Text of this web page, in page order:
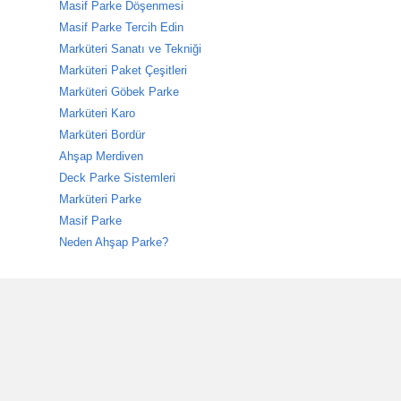
Masif Parke Döşenmesi
Masif Parke Tercih Edin
Marküteri Sanatı ve Tekniği
Marküteri Paket Çeşitleri
Marküteri Göbek Parke
Marküteri Karo
Marküteri Bordür
Ahşap Merdiven
Deck Parke Sistemleri
Marküteri Parke
Masif Parke
Neden Ahşap Parke?